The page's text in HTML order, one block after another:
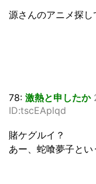
源さんのアニメ探し
78: 激熱と申したか
ID:tscEAplqd
賭ケグルイ？
あー、蛇喰夢子と